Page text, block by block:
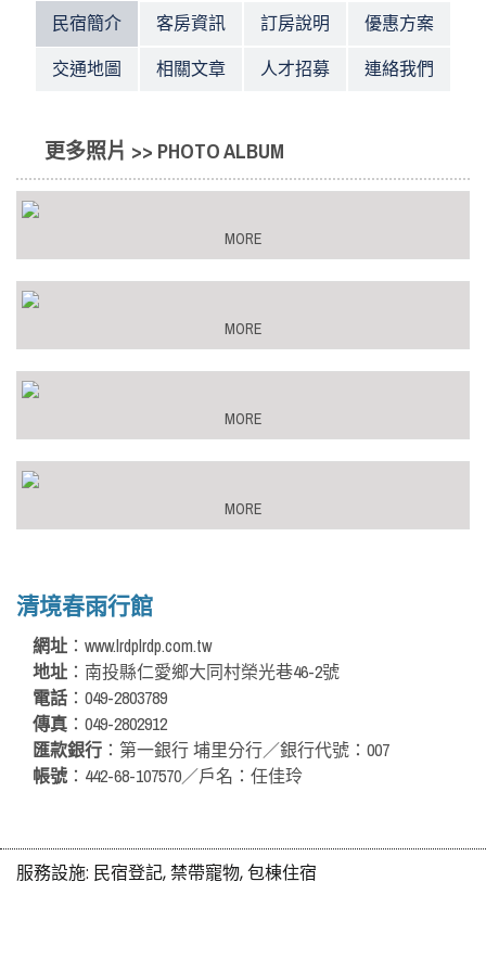
民宿簡介 客房資訊 訂房說明
優惠方案
交通地圖
相關文章 人才招募 連絡我們
更多照片 >> PHOTO ALBUM
MORE
MORE
MORE
MORE
清境春雨行館
網址 ：www.lrdplrdp.com.tw
地址 ：南投縣仁愛鄉大同村榮光巷46-2號
電話 ：049-2803789
傳真 ：049-2802912
匯款銀行 ：第一銀行 埔里分行／銀行代號：007
帳號 ：442-68-107570／戶名：任佳玲
服務設施: 民宿登記, 禁帶寵物, 包棟住宿